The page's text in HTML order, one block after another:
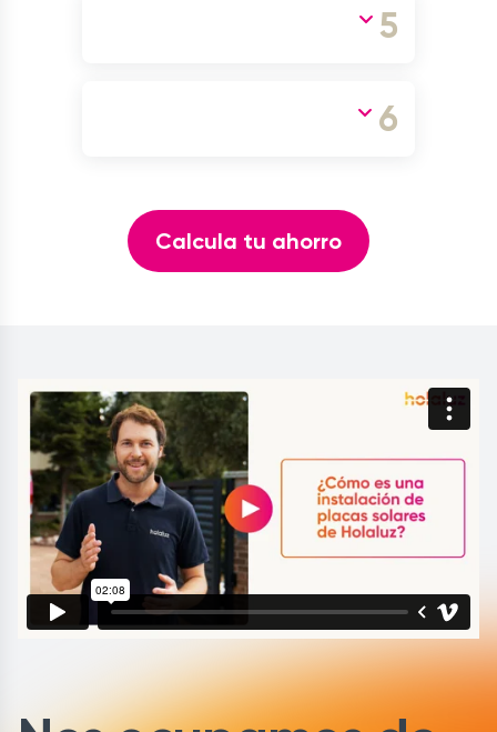
5
6
Calcula tu ahorro